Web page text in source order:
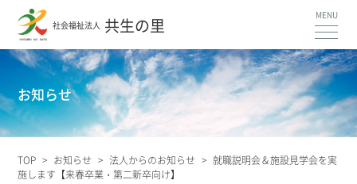
社会福祉法人 共生の里
お知らせ
TOP > お知らせ > 法人からのお知らせ > 就職説明会＆施設見学会を実
施します【来春卒業・第二新卒向け】